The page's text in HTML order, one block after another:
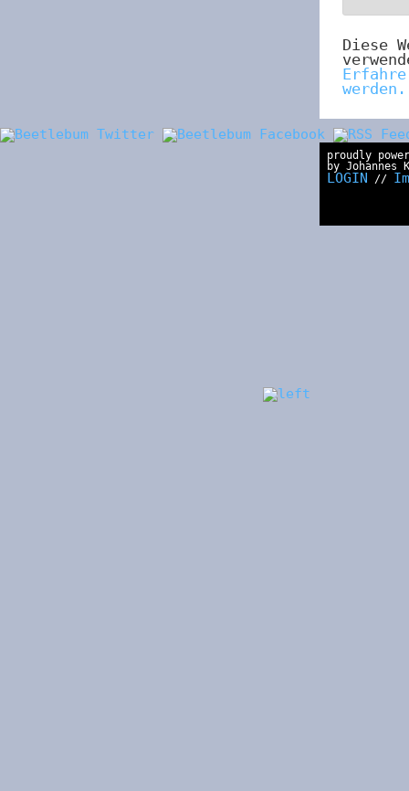
Diese
werden.
proudly
by Johannes
LOGIN //